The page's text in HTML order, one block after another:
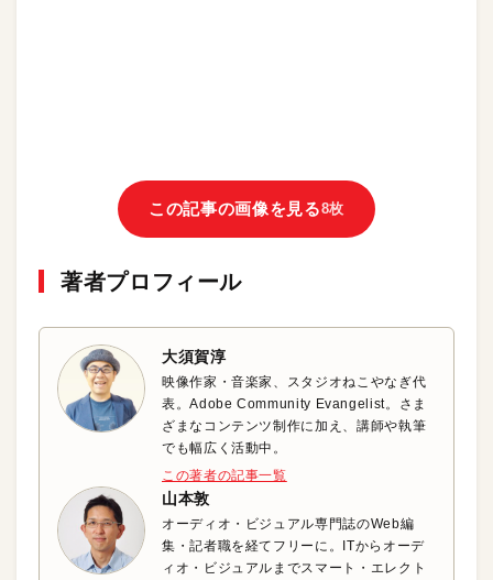
この記事の画像を見る8枚
著者プロフィール
大須賀淳
映像作家・音楽家、スタジオねこやなぎ代
表。Adobe Community Evangelist。さま
ざまなコンテンツ制作に加え、講師や執筆
でも幅広く活動中。
この著者の記事一覧
山本敦
オーディオ・ビジュアル専門誌のWeb編
集・記者職を経てフリーに。ITからオーデ
ィオ・ビジュアルまでスマート・エレクト